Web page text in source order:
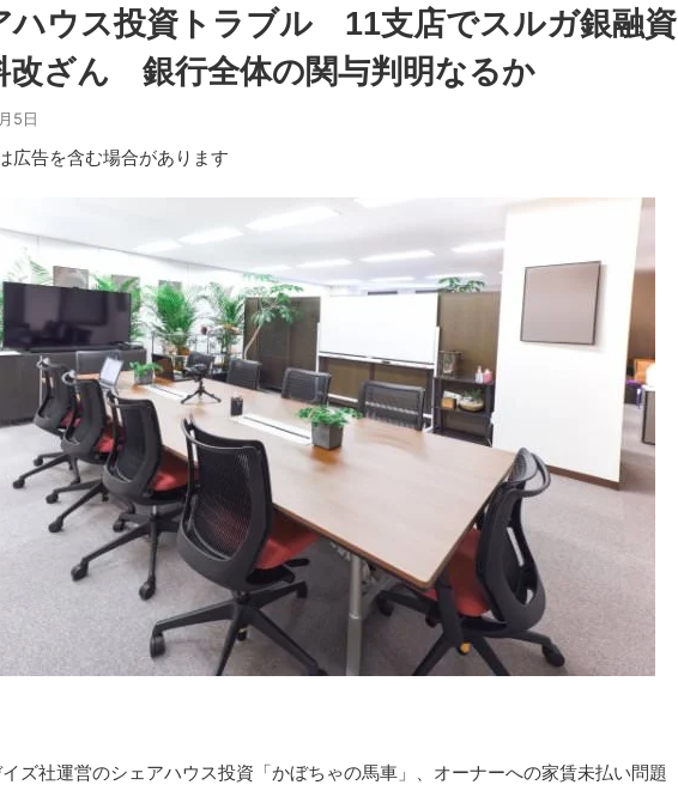
ハウス投資トラブル 11支店でスルガ銀融資
改ざん 銀行全体の関与判明なるか
5日
広告を含む場合があります
ズ社運営のシェアハウス投資「かぼちゃの馬車」、オーナーへの家賃未払い問題